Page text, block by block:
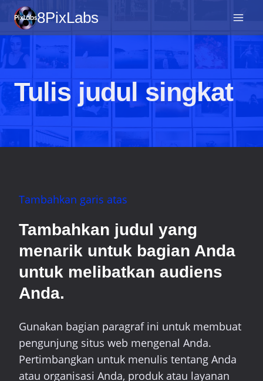
Loncat
konten
8PixLabs
Tulis judul singkat
Tambahkan garis atas
Tambahkan judul yang
menarik untuk bagian Anda
untuk melibatkan audiens
Anda.
Gunakan bagian paragraf ini untuk membuat
pengunjung situs web mengenal Anda.
Pertimbangkan untuk menulis tentang Anda
atau organisasi Anda, produk atau layanan